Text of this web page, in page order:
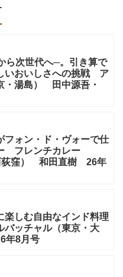
ら次世代へ─。引き算で
いおいしさへの挑戦 ア
・湯島） 田中源吾・
フォン・ド・ヴォーで仕
フレンチカレー
荻窪） 和田直樹 26年
楽しむ自由なインド料理
ッチャル（東京・大
8月号